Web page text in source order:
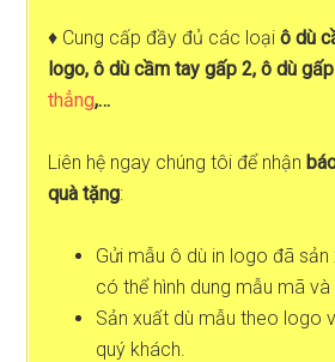
♦ Cung cấp đầy đủ các loạiô dù
logo, ô dù cầm tay gấp 2, ô dù
thẳng,…
Liên hệ ngay chúng tôi để nhận
quà tặng:
Gửi mẫu ô dù in logo đã
có thể hình dung mẫu mã
Sản xuất dù mẫu theo logo
quý khách.